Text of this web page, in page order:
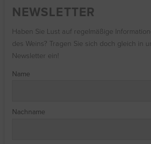
NEWSLETTER
Haben Sie Lust auf regelmäßige
des Weins? Tragen Sie sich doch gleich in
Newsletter ein!
Name
Nachname